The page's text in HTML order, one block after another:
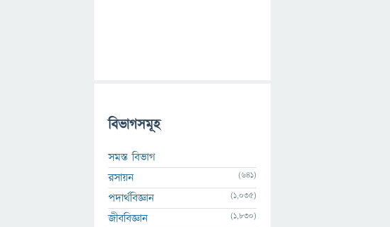
বিভাগসমূহ
সমস্ত বিভাগ
রসায়ন
(641)
পদার্থবিজ্ঞান (1,035)
জীববিজ্ঞান (1,830)